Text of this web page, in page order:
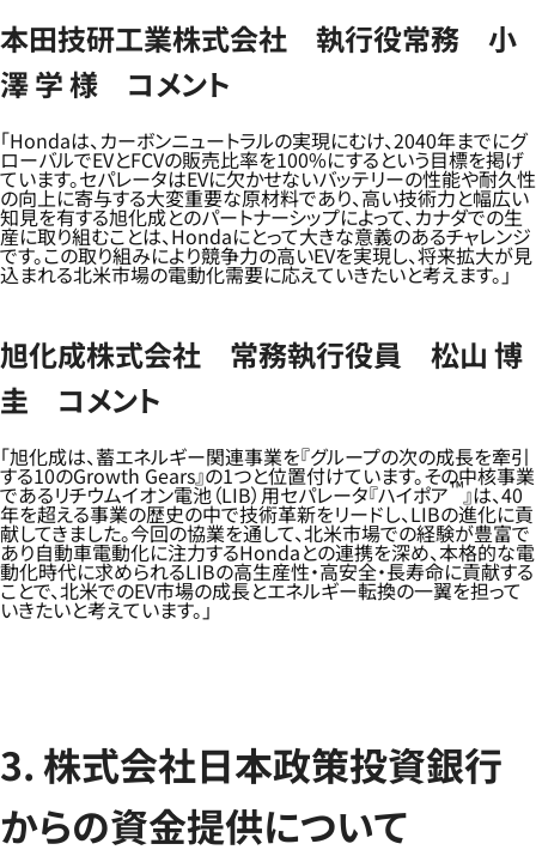
本田技研工業株式会社 執行役常務 小
澤 学 様 コメント
「Hondaは、カーボンニュートラルの実現にむけ、2040年までにグ
ローバルでEVとFCVの販売比率を100%にするという目標を掲げ
ています。セパレータはEVに欠かせないバッテリーの性能や耐久性
の向上に寄与する大変重要な原材料であり、高い技術力と幅広い
知見を有する旭化成とのパートナーシップによって、カナダでの生
産に取り組むことは、Hondaにとって大きな意義のあるチャレンジ
です。この取り組みにより競争力の高いEVを実現し、将来拡大が見
込まれる北米市場の電動化需要に応えていきたいと考えます。」
旭化成株式会社 常務執行役員 松山 博
圭 コメント
「旭化成は、蓄エネルギー関連事業を『グループの次の成長を牽引
する10のGrowth Gears』の1つと位置付けています。その中核事業
であるリチウムイオン電池（LIB）用セパレータ『ハイポア™』は、40
年を超える事業の歴史の中で技術革新をリードし、LIBの進化に貢
献してきました。今回の協業を通して、北米市場での経験が豊富で
あり自動車電動化に注力するHondaとの連携を深め、本格的な電
動化時代に求められるLIBの高生産性・高安全・長寿命に貢献する
ことで、北米でのEV市場の成長とエネルギー転換の一翼を担って
いきたいと考えています。」
3. 株式会社日本政策投資銀行
からの資金提供について